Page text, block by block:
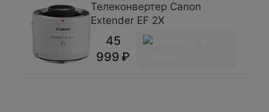
Телеконвертер Canon
Extender EF 2X
45
999